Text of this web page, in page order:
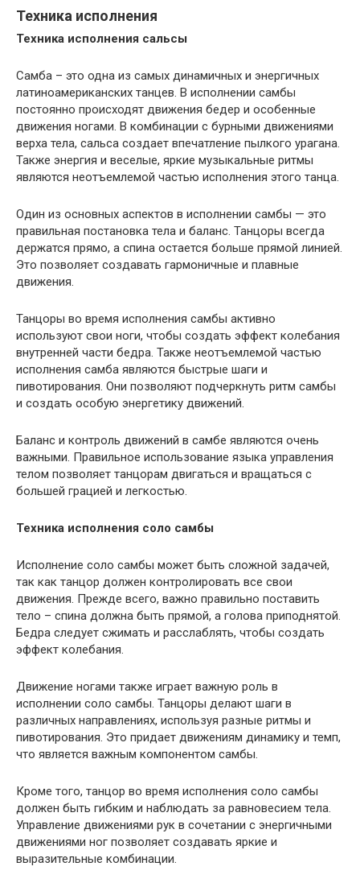
Техника исполнения
Техника исполнения сальсы
Самба – это одна из самых динамичных и энергичных
латиноамериканских танцев. В исполнении самбы
постоянно происходят движения бедер и особенные
движения ногами. В комбинации с бурными движениями
верха тела, сальса создает впечатление пылкого урагана.
Также энергия и веселые, яркие музыкальные ритмы
являются неотъемлемой частью исполнения этого танца.
Один из основных аспектов в исполнении самбы — это
правильная постановка тела и баланс. Танцоры всегда
держатся прямо, а спина остается больше прямой линией.
Это позволяет создавать гармоничные и плавные
движения.
Танцоры во время исполнения самбы активно
используют свои ноги, чтобы создать эффект колебания
внутренней части бедра. Также неотъемлемой частью
исполнения самба являются быстрые шаги и
пивотирования. Они позволяют подчеркнуть ритм самбы
и создать особую энергетику движений.
Баланс и контроль движений в самбе являются очень
важными. Правильное использование языка управления
телом позволяет танцорам двигаться и вращаться с
большей грацией и легкостью.
Техника исполнения соло самбы
Исполнение соло самбы может быть сложной задачей,
так как танцор должен контролировать все свои
движения. Прежде всего, важно правильно поставить
тело – спина должна быть прямой, а голова приподнятой.
Бедра следует сжимать и расслаблять, чтобы создать
эффект колебания.
Движение ногами также играет важную роль в
исполнении соло самбы. Танцоры делают шаги в
различных направлениях, используя разные ритмы и
пивотирования. Это придает движениям динамику и темп,
что является важным компонентом самбы.
Кроме того, танцор во время исполнения соло самбы
должен быть гибким и наблюдать за равновесием тела.
Управление движениями рук в сочетании с энергичными
движениями ног позволяет создавать яркие и
выразительные комбинации.